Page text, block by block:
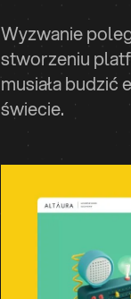
Wyzwanie
stworzeniu
musiała budzić
świecie.